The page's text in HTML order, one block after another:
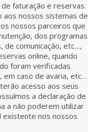
de faturação e reservas.
aos nossos sistemas de
nossos parceiros que
dos programas
comunicação, etc…,
online, quando
foram verificadas
em caso de avaria, etc…
acesso aos seus
a declaração de
a não poderem utilizar
existente nos nossos